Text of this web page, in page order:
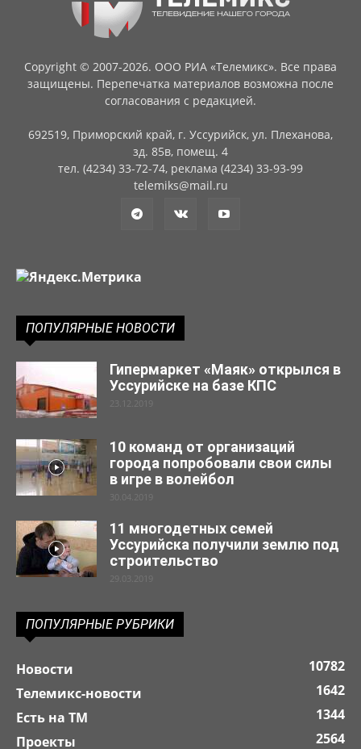
Copyright © 2007-2026. ООО РИА «Телемикс». Все права
защищены. Перепечатка материалов возможна после
согласования с редакцией.
692519, Приморский край, г. Уссурийск, ул. Плеханова,
зд. 85в, помещ. 4
тел. (4234) 33-72-74, реклама (4234) 33-93-99
telemiks@mail.ru
ПОПУЛЯРНЫЕ НОВОСТИ
Гипермаркет «Маяк» открылся в
Уссурийске на базе КПС
23.12.2019
10 команд от организаций
города попробовали свои силы
в игре в волейбол
30.04.2019
11 многодетных семей
Уссурийска получили землю под
строительство
29.03.2019
ПОПУЛЯРНЫЕ РУБРИКИ
Новости
10782
Телемикс-новости
1642
Есть на ТМ
1344
Проекты
2564